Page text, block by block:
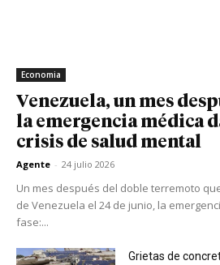
Economia
Venezuela, un mes
la emergencia médica
crisis de salud mental
Agente - 24 julio 2026
Un mes después del doble terremoto
de Venezuela el 24 de junio, la
fase:...
Grietas de